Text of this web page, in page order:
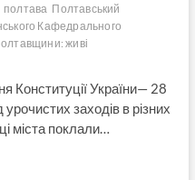
полтава Полтавський
Кафедрального
живі
Конституції України— 28
заходів в різних
міста поклали…